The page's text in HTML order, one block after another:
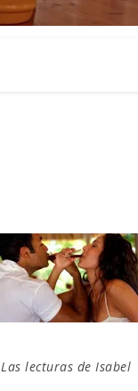
Las lecturas de Isabel